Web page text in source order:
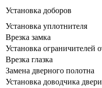
Установка доборов
Установка уплотнителя
Врезка замка
Установка ограничителей
Врезка глазка
Замена дверного полотна
Установка доводчика двери